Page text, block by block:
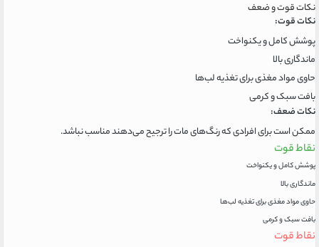
نکات قوت و ضعف
نکات قوت:
پوشش کامل و یکنواخت
ماندگاری بالا
حاوی مواد مغذی برای تغذیه لب‌ها
بافت سبک و کرمی
نکات ضعف:
ممکن است برای افرادی که رنگ‌های مات را ترجیح می‌دهند مناسب نباشد.
نقاط قوت
پوشش کامل و یکنواخت
ماندگاری بالا
حاوی مواد مغذی برای تغذیه لب‌ها
بافت سبک و کرمی
نقاط قوت